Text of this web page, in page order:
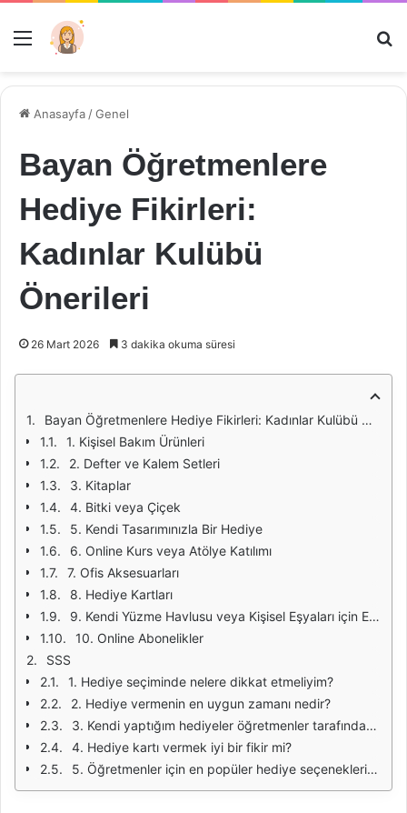
Menü
Anasayfa /Genel
Bayan Öğretmenlere
Hediye Fikirleri:
Kadınlar Kulübü
Önerileri
26 Mart 2026 3 dakika okuma süresi
Bayan Öğretmenlere Hediye Fikirleri: Kadınlar Kulübü Önerileri
1. Kişisel Bakım Ürünleri
2. Defter ve Kalem Setleri
3. Kitaplar
4. Bitki veya Çiçek
5. Kendi Tasarımınızla Bir Hediye
6. Online Kurs veya Atölye Katılımı
7. Ofis Aksesuarları
8. Hediye Kartları
9. Kendi Yüzme Havlusu veya Kişisel Eşyaları için Etiketler
10. Online Abonelikler
SSS
1. Hediye seçiminde nelere dikkat etmeliyim?
2. Hediye vermenin en uygun zamanı nedir?
3. Kendi yaptığım hediyeler öğretmenler tarafından nasıl karşılanır?
4. Hediye kartı vermek iyi bir fikir mi?
5. Öğretmenler için en popüler hediye seçenekleri nelerdir?